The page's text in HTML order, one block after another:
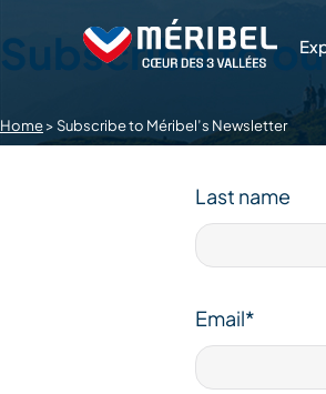
to
content
Home> Subscribe to Méribel’s Newsletter
Subscribe to
Last name
Email*